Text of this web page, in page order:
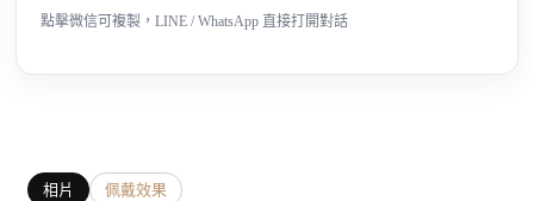
點擊微信可複製，LINE / WhatsApp 直接打開對話
相片 佩戴效果